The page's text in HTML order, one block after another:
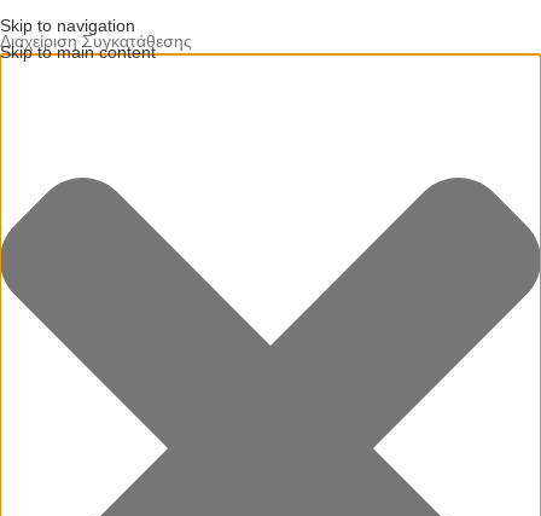
Διαχείριση Συγκατάθεσης
Skip to navigation
Skip to main content